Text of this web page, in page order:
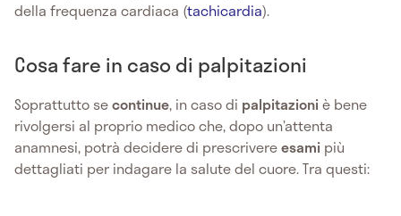
della frequenza cardiaca (tachicardia).
Cosa fare in caso di palpitazioni
Soprattutto secontinue, in caso di palpitazioniè bene
rivolgersi al proprio medico che, dopo un’attenta
anamnesi, potrà decidere di prescrivereesami più
dettagliati per indagare la salute del cuore. Tra questi: